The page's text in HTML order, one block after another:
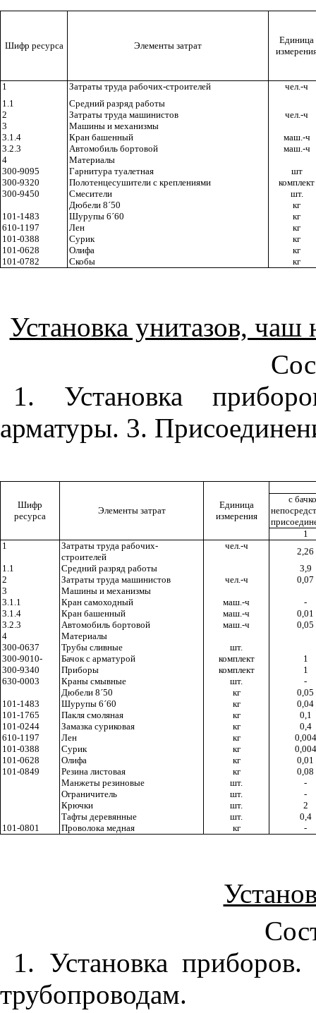
Шифр ресурса Элементы затрат
Единица
1 Затраты труда рабочих-строителей
чел.-ч
1.1
Средний разряд работы
2
Затраты труда машинистов
чел.-ч
3
Машины и механизмы
3.1.4
Кран башенный
маш.-ч
3.2.3
Автомобиль бортовой
маш.-ч
4
Материалы
300-9095
Гарнитура туалетная
шт
300-9320
Полотенцесушители с креплениями
комплект
300-9450
Смесители
шт.
Дюбели 8´50
кг
101-1483
Шурупы 6´60
кг
610-1197
Лен
кг
101-0388
Сурик
кг
101-0628
Олифа
кг
101-0782
Скобы кг
Установка унитазов,
1. Установка
арматуры. 3.
Шифр
ресурса
Элементы затрат
Единица
измерения
с
1
1
Затраты труда рабочих-
строителей
чел.-ч
2,26
1.1
Средний разряд работы
3,9
2
Затраты труда машинистов чел.-ч
0,07
3
Машины и механизмы
3.1.1
Кран самоходный маш.-ч
-
3.1.4
Кран башенный маш.-ч
0,01
3.2.3
Автомобиль бортовой маш.-ч
0,05
4
Материалы
300-0637
Трубы сливные
шт.
300-9010-
Бачок с арматурой комплект
1
300-9340
Приборы комплект
1
630-0003
Краны смывные шт.
-
Дюбели 8´50 кг
0,05
101-1483
Шурупы 6´60 кг
0,04
101-1765
Пакля смоляная кг
0,1
101-0244
Замазка суриковая кг
0,4
610-1197
Лен кг
0,004
101-0388
Сурик кг
0,004
101-0628
Олифа кг
0,01
101-0849
Резина листовая кг
0,08
Манжеты резиновые
шт.
-
Ограничитель
шт.
-
Крючки
шт.
2
Тафты деревянные
шт.
0,4
101-0801
Проволока медная кг -
1. Установка
трубопроводам.